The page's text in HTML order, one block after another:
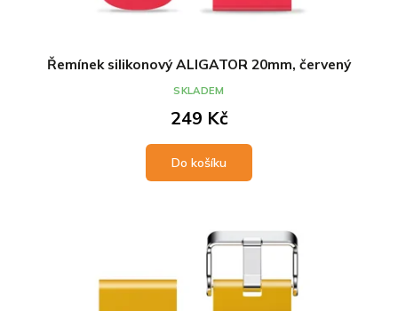
Řemínek silikonový ALIGATOR 20mm, červený
249 Kč
Do košíku
SKLADEM